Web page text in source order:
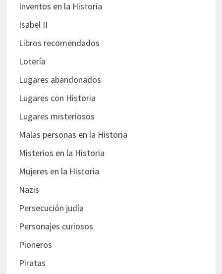
Inventos en la Historia
Isabel II
Libros recomendados
Lotería
Lugares abandonados
Lugares con Historia
Lugares misteriosos
Malas personas en la Historia
Misterios en la Historia
Mujeres en la Historia
Nazis
Persecución judía
Personajes curiosos
Pioneros
Piratas